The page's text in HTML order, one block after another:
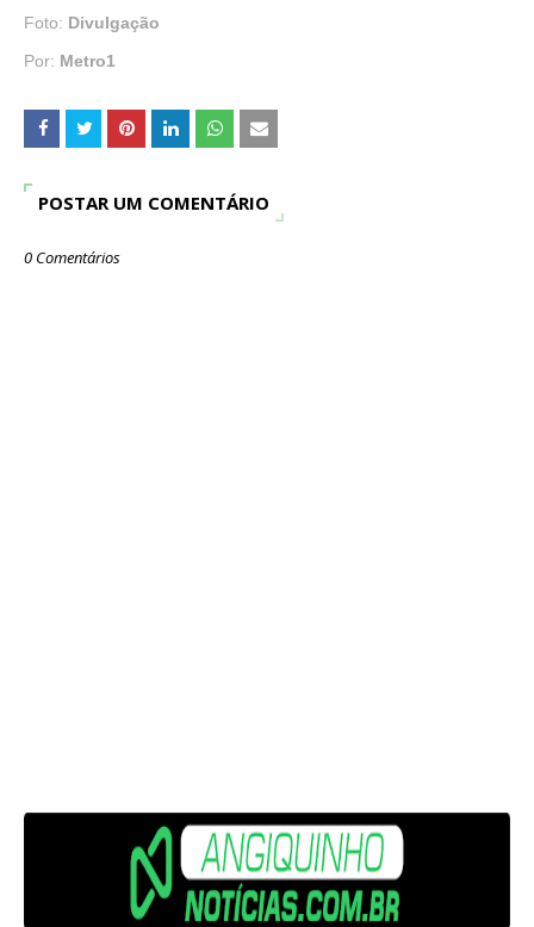
Foto: Divulgação
Por: Metro1
POSTAR UM COMENTÁRIO
0 Comentários